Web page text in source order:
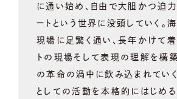
に通い始め、自由で大胆かつ迫
ートという世界に没頭していく。
現場に足繁く通い、長年かけて
トの現場そして表現の理解を構
の革命の渦中に飲み込まれていく
としての活動を本格的にはじめ